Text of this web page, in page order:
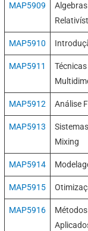
MAP5909
MAP5910
MAP5911
MAP5912 Análise
MAP5913
Mixing
MAP5914
MAP5915
MAP5916